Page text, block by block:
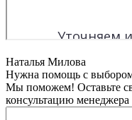
Наталья Милова
Нужна помощь с
Мы поможем! Оставьте
консультацию менеджера